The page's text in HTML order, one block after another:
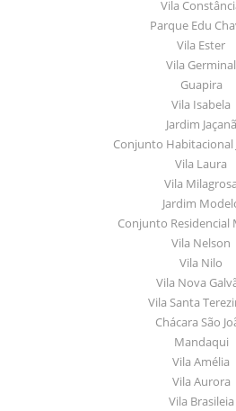
Vila
Parque Edu
Vila Ester
Vila Germinal
Guapira
Vila Isabela
Jardim Jaçanã
Conjunto Habitacional
Vila Laura
Vila Milagrosa
Jardim
Conjunto Residencial
Vila Nelson
Vila Nilo
Vila Nova
Vila Santa
Chácara São
Mandaqui
Vila Amélia
Vila Aurora
Vila Brasileia